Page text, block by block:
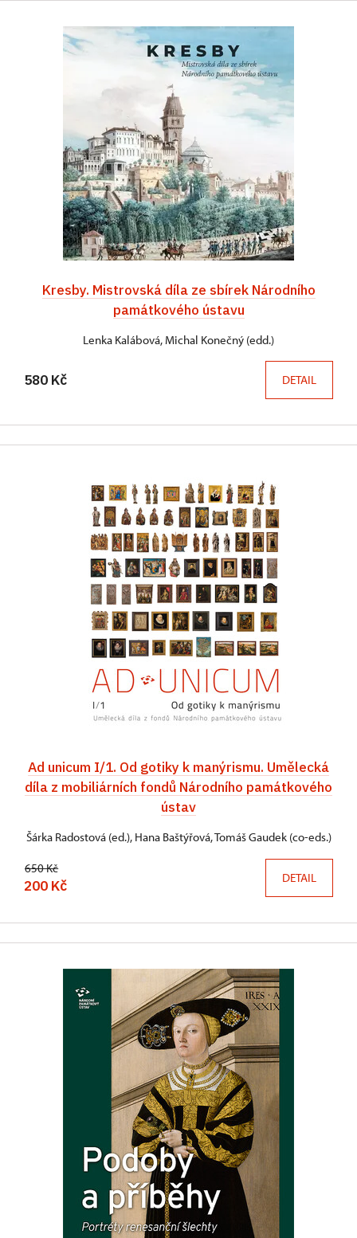
Kresby. Mistrovská díla ze sbírek Národního
památkového ústavu
Lenka Kalábová, Michal Konečný (edd.)
580 Kč DETAIL
Ad unicum I/1. Od gotiky k manýrismu. Umělecká
díla z mobiliárních fondů Národního památkového
ústav
Šárka Radostová (ed.), Hana Baštýřová, Tomáš Gaudek (co-eds.)
650 Kč
200 Kč DETAIL